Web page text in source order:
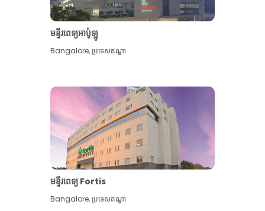
មើល​ច្រើន​ទៀត
មន្ទីរពេទ្យអាប៉ូឡូ
Bangalore,ប្រទេសឥណ្ឌា
មន្ទីរពេទ្យ Fortis
Bangalore,ប្រទេសឥណ្ឌា